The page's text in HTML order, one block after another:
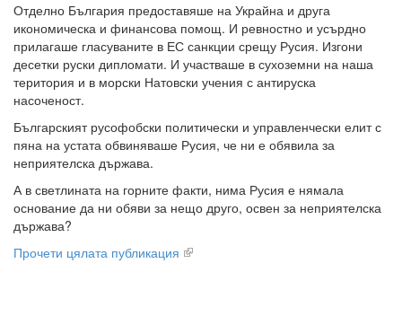
Отделно България предоставяше на Украйна и друга
икономическа и финансова помощ. И ревностно и усърдно
прилагаше гласуваните в ЕС санкции срещу Русия. Изгони
десетки руски дипломати. И участваше в сухоземни на наша
територия и в морски Натовски учения с антируска
насоченост.
Българският русофобски политически и управленчески елит с
пяна на устата обвиняваше Русия, че ни е обявила за
неприятелска държава.
А в светлината на горните факти, нима Русия е нямала
основание да ни обяви за нещо друго, освен за неприятелска
държава?
Прочети цялата публикация